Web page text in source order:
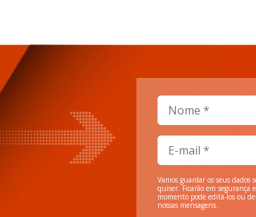
Vamos guardar os seus dados
quiser. Ficarão em segurança
momento pode editá-los ou
nossas mensagens.